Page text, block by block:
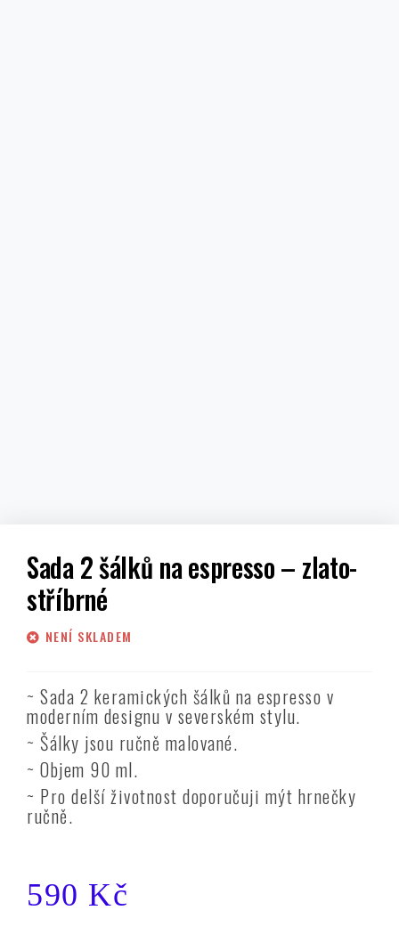
Sada 2 šálků na espresso – zlato-
stříbrné
NENÍ SKLADEM
~ Sada 2 keramických šálků na espresso v
moderním designu v severském stylu.
~ Šálky jsou ručně malované.
~ Objem 90 ml.
~ Pro delší životnost doporučuji mýt hrnečky
ručně.
590 Kč